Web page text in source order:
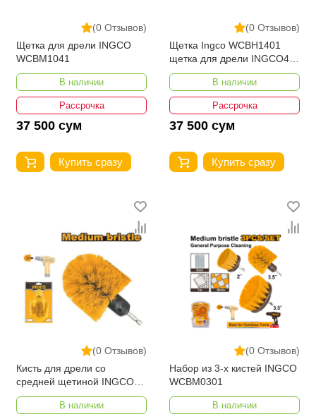
(0 Отзывов)
Щетка для дрели INGCO
WCBM1041
В наличии
Рассрочка
37 500 сум
Купить сразу
(0 Отзывов)
Щетка Ingco WCBH1401
щетка для дрели INGCO4
дюйма
В наличии
Рассрочка
37 500 сум
Купить сразу
(0 Отзывов)
Кисть для дрели со
средней щетиной INGCO
WCBM1360
В наличии
(0 Отзывов)
Набор из 3-х кистей INGCO
WCBM0301
В наличии